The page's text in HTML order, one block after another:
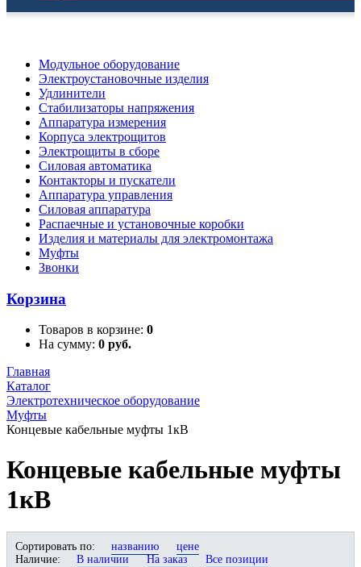
Модульное оборудование
Электроустановочные изделия
Удлинители
Стабилизаторы напряжения
Аппаратура измерения
Корпуса электрощитов
Электрощиты в сборе
Силовая автоматика
Контакторы и пускатели
Аппаратура управления
Силовая аппаратура
Распаечные и установочные коробки
Изделия и материалы для электромонтажа
Муфты
Звонки
Корзина
Товаров в корзине: 0
На сумму: 0 руб.
Главная
Каталог
Электротехническое оборудование
Муфты
Концевые кабельные муфты 1кВ
Концевые кабельные муфты
1кВ
Сортировать по: названию
цене
Наличие: В наличии На заказ Все позиции